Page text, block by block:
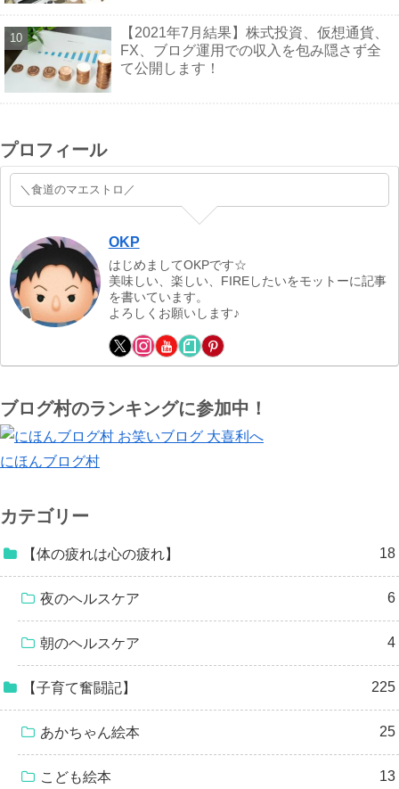
【2021年7月結果】株式投資、仮想通貨、
FX、ブログ運用での収入を包み隠さず全
て公開します！
プロフィール
＼食道のマエストロ／
OKP
はじめましてOKPです☆
美味しい、楽しい、FIREしたいをモットーに記事
を書いています。
よろしくお願いします♪
ブログ村のランキングに参加中！
にほんブログ村
カテゴリー
【体の疲れは心の疲れ】 18
夜のヘルスケア 6
朝のヘルスケア 4
【子育て奮闘記】 225
あかちゃん絵本 25
こども絵本 13